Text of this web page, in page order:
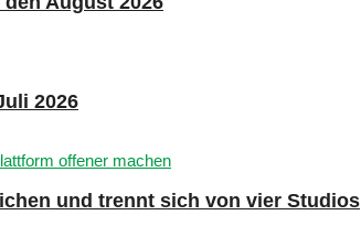
2026
und trennt sich von vier Studios